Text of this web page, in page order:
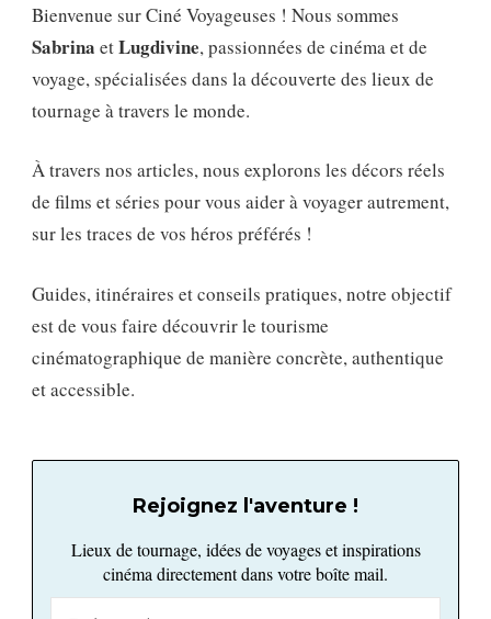
Bienvenue sur Ciné Voyageuses ! Nous sommes
Sabrina etLugdivine, passionnées de cinéma et de
voyage, spécialisées dans la découverte des lieux de
tournage à travers le monde.
À travers nos articles, nous explorons les décors réels
de films et séries pour vous aider à voyager autrement,
sur les traces de vos héros préférés !
Guides, itinéraires et conseils pratiques, notre objectif
est de vous faire découvrir le tourisme
cinématographique de manière concrète, authentique
et accessible.
Rejoignez l'aventure !
Lieux de tournage, idées de voyages et inspirations
cinéma directement dans votre boîte mail.